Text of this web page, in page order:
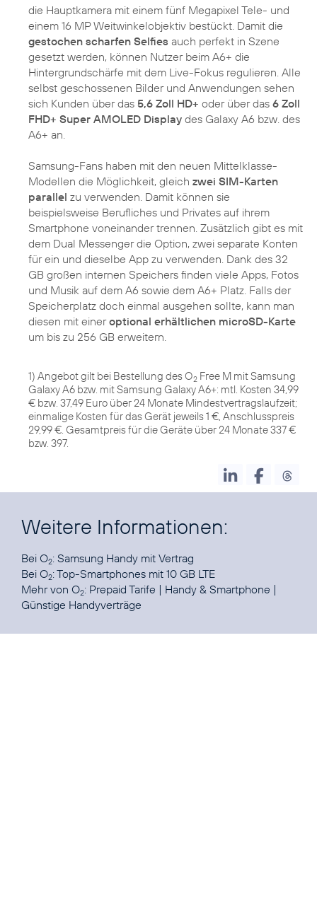
die Hauptkamera mit einem fünf Megapixel Tele- und
einem 16 MP Weitwinkelobjektiv bestückt. Damit die
gestochen scharfen Selfies auch perfekt in Szene
gesetzt werden, können Nutzer beim A6+ die
Hintergrundschärfe mit dem Live-Fokus regulieren. Alle
selbst geschossenen Bilder und Anwendungen sehen
sich Kunden über das 5,6 Zoll HD+ oder über das 6 Zoll
FHD+ Super AMOLED Display des Galaxy A6 bzw. des
A6+ an.
Samsung-Fans haben mit den neuen Mittelklasse-
Modellen die Möglichkeit, gleich zwei SIM-Karten
parallel zu verwenden. Damit können sie
beispielsweise Berufliches und Privates auf ihrem
Smartphone voneinander trennen. Zusätzlich gibt es mit
dem Dual Messenger die Option, zwei separate Konten
für ein und dieselbe App zu verwenden. Dank des 32
GB großen internen Speichers finden viele Apps, Fotos
und Musik auf dem A6 sowie dem A6+ Platz. Falls der
Speicherplatz doch einmal ausgehen sollte, kann man
diesen mit eineroptional erhältlichen microSD-Karte
um bis zu 256 GB erweitern.
1) Angebot gilt bei Bestellung des O2 Free M mit Samsung
Galaxy A6 bzw. mit Samsung Galaxy A6+: mtl. Kosten 34,99
€ bzw. 37,49 Euro über 24 Monate Mindestvertragslaufzeit;
einmalige Kosten für das Gerät jeweils 1 €, Anschlusspreis
29,99 €. Gesamtpreis für die Geräte über 24 Monate 337 €
bzw. 397.
Weitere Informationen:
Bei O2: Samsung Handy mit Vertrag
Bei O2:Top-Smartphones mit 10 GB LTE
Mehr von O2: Prepaid Tarife | Handy & Smartphone |
Günstige Handyverträge